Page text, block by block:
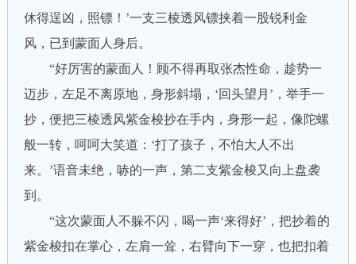
休得逞凶，照镖！’一支三棱透风镖挟着一股锐利金
风，已到蒙面人身后。
“好厉害的蒙面人！顾不得再取张杰性命，趁势一
迈步，左足不离原地，身形斜塌，‘回头望月’，举手一
抄，便把三棱透风紫金梭抄在手内，身形一起，像陀螺
般一转，呵呵大笑道：‘打了孩子，不怕大人不出
来。’语音未绝，哧的一声，第二支紫金梭又向上盘袭
到。
“这次蒙面人不躲不闪，喝一声‘来得好’，把抄着的
紫金梭扣在掌心，左肩一耸，右臂向下一穿，也把扣着